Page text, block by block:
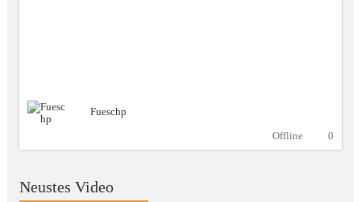
Fueschp
Offline
0
Neustes Video